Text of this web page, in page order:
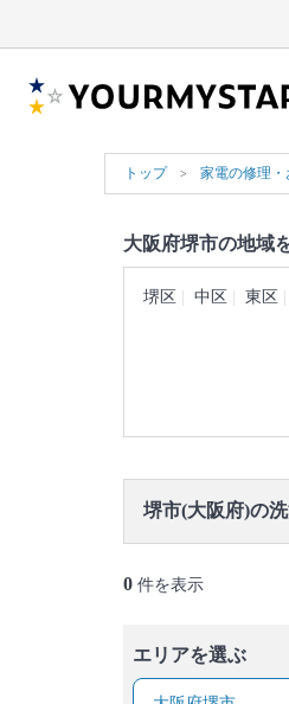
トップ 家電の修理・
大阪府堺市の地域
堺区 中区 東区
堺市(大阪府)の
0 件を表示
エリアを選ぶ